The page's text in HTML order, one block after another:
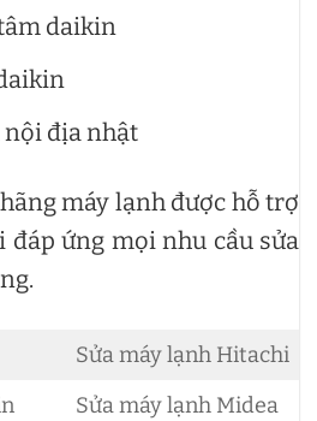
daikin
địa nhật
máy lạnh được hỗ trợ
đáp ứng mọi nhu cầu sửa
Sửa máy lạnh Hitachi
Sửa máy lạnh Midea